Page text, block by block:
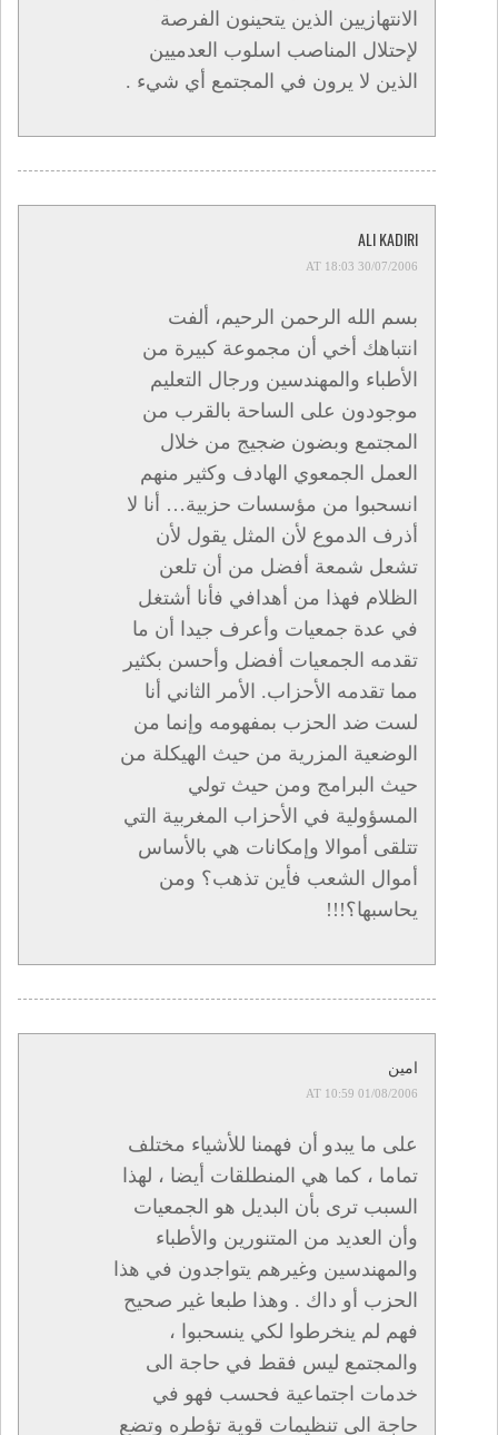
الانتهازيين الذين يتحينون الفرصة
لإحتلال المناصب اسلوب العدميين
الذين لا يرون في المجتمع أي شيء .
ALI KADIRI
30/07/2006 AT 18:03
بسم الله الرحمن الرحيم، ألفت
انتباهك أخي أن مجموعة كبيرة من
الأطباء والمهندسين ورجال التعليم
موجودون على الساحة بالقرب من
المجتمع وبضون ضجيج من خلال
العمل الجمعوي الهادف وكثير منهم
انسحبوا من مؤسسات حزبية… أنا لا
أذرف الدموع لأن المثل يقول لأن
تشعل شمعة أفضل من أن تلعن
الظلام فهذا من أهدافي فأنا أشتغل
في عدة جمعيات وأعرف جيدا أن ما
تقدمه الجمعيات أفضل وأحسن بكثير
مما تقدمه الأحزاب. الأمر الثاني أنا
لست ضد الحزب بمفهومه وإنما من
الوضعية المزرية من حيث الهيكلة من
حيث البرامج ومن حيث تولي
المسؤولية في الأحزاب المغربية التي
تتلقى أموالا وإمكانات هي بالأساس
أموال الشعب فأين تذهب؟ ومن
يحاسبها؟!!!
امين
01/08/2006 AT 10:59
على ما يبدو أن فهمنا للأشياء مختلف
تماما ، كما هي المنطلقات أيضا ، لهذا
السبب ترى بأن البديل هو الجمعيات
وأن العديد من المتنورين والأطباء
والمهندسين وغيرهم يتواجدون في هذا
الحزب أو داك . وهذا طبعا غير صحيح
فهم لم ينخرطوا لكي ينسحبوا ،
والمجتمع ليس فقط في حاجة الى
خدمات اجتماعية فحسب فهو في
حاجة الى تنظيمات قوية تؤطره وتضع